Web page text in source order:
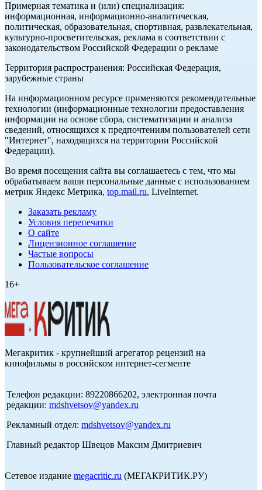
Примерная тематика и (или) специализация:
информационная, информационно-аналитическая,
политическая, образовательная, спортивная, развлекательная,
культурно-просветительская, реклама в соответствии с
законодательством Российской Федерации о рекламе
Территория распространения: Российская Федерация,
зарубежные страны
На информационном ресурсе применяются рекомендательные
технологии (информационные технологии предоставления
информации на основе сбора, систематизации и анализа
сведений, относящихся к предпочтениям пользователей сети
"Интернет", находящихся на территории Российской
Федерации).
Во время посещения сайта вы соглашаетесь с тем, что мы
обрабатываем ваши персональные данные с использованием
метрик Яндекс Метрика, top.mail.ru, LiveInternet.
Заказать рекламу
Условия перепечатки
О сайте
Лицензионное соглашение
Частые вопросы
Пользовательское соглашение
16+
Мегакритик - крупнейший агрегатор рецензий на
кинофильмы в российском интернет-сегменте
Телефон редакции: 89220866202, электронная почта
редакции: mdshvetsov@yandex.ru
Рекламный отдел: mdshvetsov@yandex.ru
Главный редактор Швецов Максим Дмитриевич
Сетевое издание megacritic.ru (МЕГАКРИТИК.РУ)